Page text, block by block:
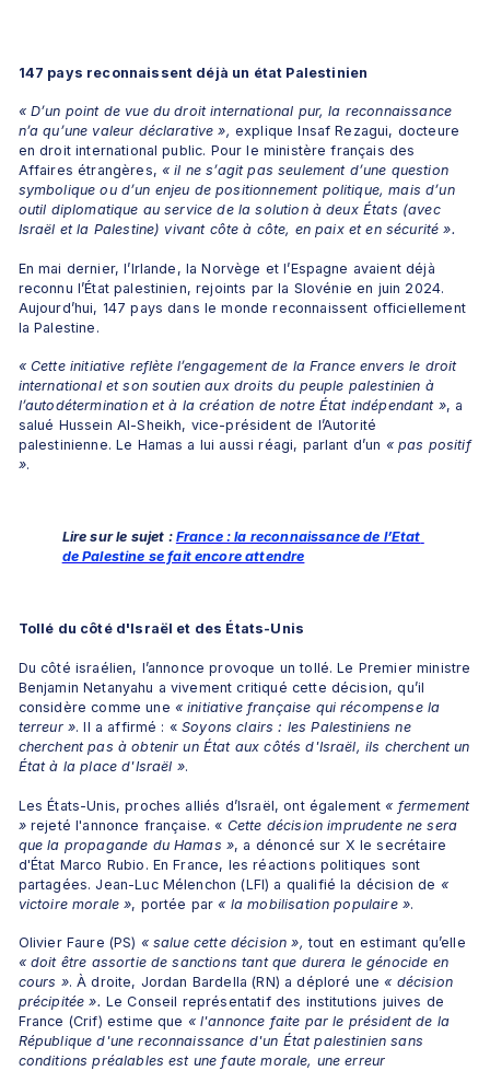
147 pays reconnaissent déjà un état Palestinien
« D’un point de vue du droit international pur, la reconnaissance
n’a qu’une valeur déclarative », explique Insaf Rezagui, docteure
en droit international public. Pour le ministère français des
Affaires étrangères, « il ne s’agit pas seulement d’une question
symbolique ou d’un enjeu de positionnement politique, mais d’un
outil diplomatique au service de la solution à deux États (avec
Israël et la Palestine) vivant côte à côte, en paix et en sécurité ».
En mai dernier, l’Irlande, la Norvège et l’Espagne avaient déjà
reconnu l’État palestinien, rejoints par la Slovénie en juin 2024.
Aujourd’hui, 147 pays dans le monde reconnaissent officiellement
la Palestine.
« Cette initiative reflète l’engagement de la France envers le droit
international et son soutien aux droits du peuple palestinien à
l’autodétermination et à la création de notre État indépendant », a
salué Hussein Al-Sheikh, vice-président de l’Autorité
palestinienne. Le Hamas a lui aussi réagi, parlant d’un « pas positif
».
Lire sur le sujet : France : la reconnaissance de l’Etat
de Palestine se fait encore attendre
Tollé du côté d'Israël et des États-Unis
Du côté israélien, l’annonce provoque un tollé. Le Premier ministre
Benjamin Netanyahu a vivement critiqué cette décision, qu’il
considère comme une « initiative française qui récompense la
terreur ». Il a affirmé : « Soyons clairs : les Palestiniens ne
cherchent pas à obtenir un État aux côtés d'Israël, ils cherchent un
État à la place d'Israël ».
Les États-Unis, proches alliés d’Israël, ont également « fermement
» rejeté l'annonce française. « Cette décision imprudente ne sera
que la propagande du Hamas », a dénoncé sur X le secrétaire
d'État Marco Rubio. En France, les réactions politiques sont
partagées. Jean-Luc Mélenchon (LFI) a qualifié la décision de «
victoire morale », portée par « la mobilisation populaire ».
Olivier Faure (PS) « salue cette décision »,
« doit être assortie de sanctions tant que durera le génocide en
cours ». À droite, Jordan Bardella (RN) a déploré une « décision
précipitée ». Le Conseil représentatif des institutions juives de
France (Crif) estime que « l'annonce faite par le président de la
République d'une reconnaissance d'un État palestinien sans
conditions préalables est une faute morale, une erreur